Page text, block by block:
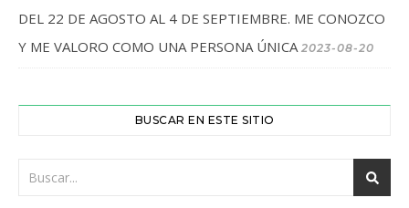
DEL 22 DE AGOSTO AL 4 DE SEPTIEMBRE. ME CONOZCO
Y ME VALORO COMO UNA PERSONA ÚNICA 2023-08-20
BUSCAR EN ESTE SITIO